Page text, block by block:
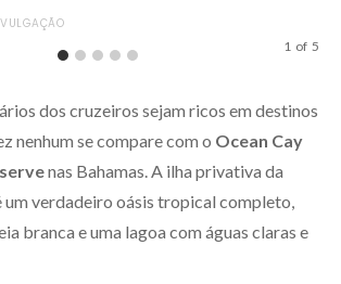
1 of 5
dos cruzeiros sejam ricos em destinos
nenhum se compare com o Ocean Cay
nas Bahamas. A ilha privativa da
um verdadeiro oásis tropical completo,
branca e uma lagoa com águas claras e